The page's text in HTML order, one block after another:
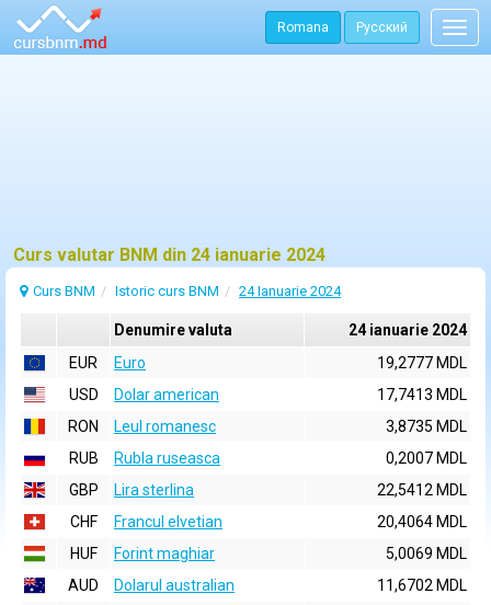
Romana Русский
Curs valutar BNM din 24 ianuarie 2024
Curs BNM Istoric curs BNM 24 Ianuarie 2024
Denumire valuta
24 ianuarie 2024
EUR
Euro
19,2777 MDL
USD
Dolar american
17,7413 MDL
RON
Leul romanesc
3,8735 MDL
RUB
Rubla ruseasca
0,2007 MDL
GBP
Lira sterlina
22,5412 MDL
CHF
Francul elvetian
20,4064 MDL
HUF
Forint maghiar
5,0069 MDL
AUD
Dolarul australian
11,6702 MDL